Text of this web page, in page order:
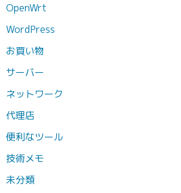
OpenWrt
WordPress
お買い物
サーバー
ネットワーク
代理店
便利なツール
技術メモ
未分類